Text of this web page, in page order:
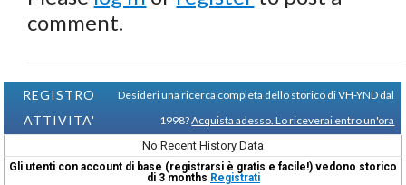
comment.
REGISTRO
ATTIVITA'
Desideri una ricerca completa dello storico di VH-YND dal
1998?Acquista adesso. Lo riceverai entro un'ora
No Recent History Data
Gli utenti con account di base (registrarsi è gratis e facile!) vedono storico
di 3 months Registrati